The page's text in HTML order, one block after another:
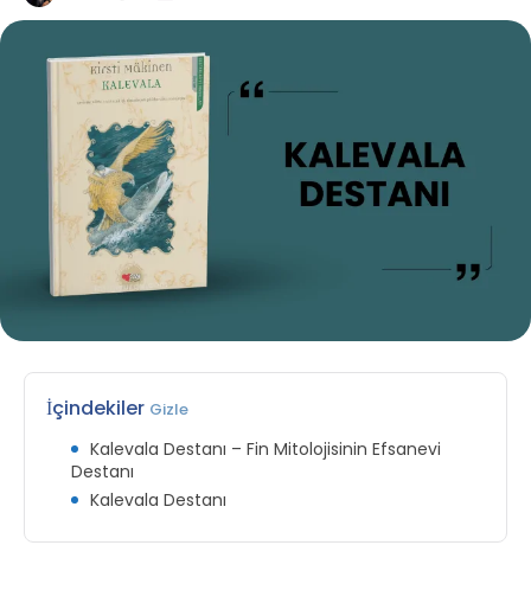
İçindekiler Gizle
Kalevala Destanı – Fin Mitolojisinin Efsanevi
Destanı
Kalevala Destanı